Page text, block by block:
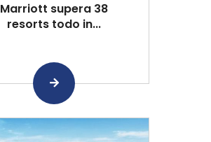
Marriott supera 38
resorts todo in...